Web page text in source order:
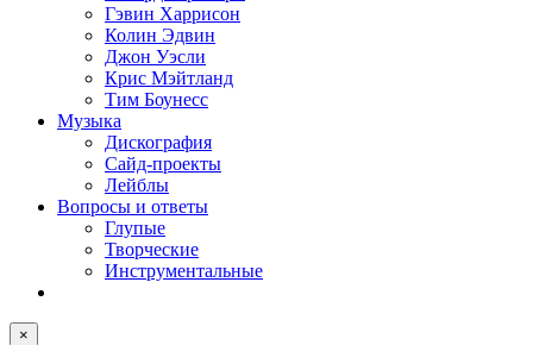
Гэвин Харрисон
Колин Эдвин
Джон Уэсли
Крис Мэйтланд
Тим Боунесс
Музыка
Дискография
Сайд-проекты
Лейблы
Вопросы и ответы
Глупые
Творческие
Инструментальные
×